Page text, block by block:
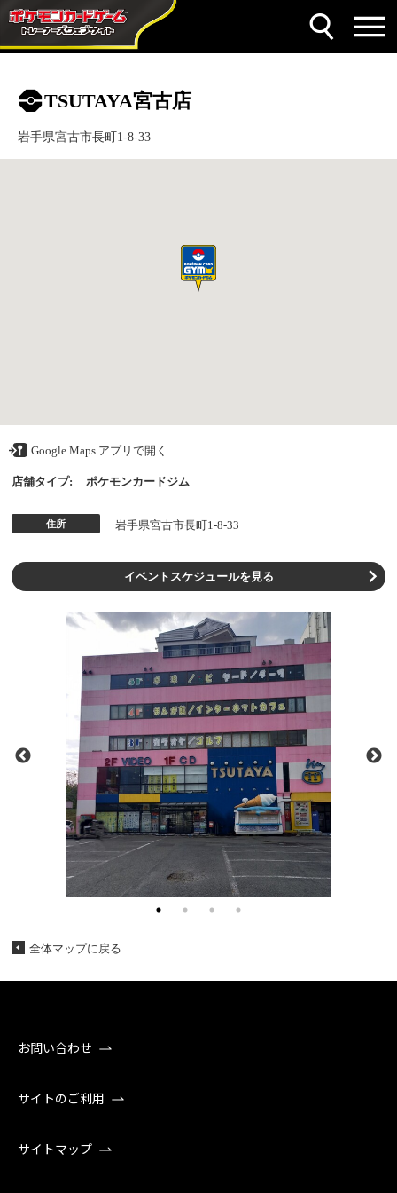
TSUTAYA宮古店
岩手県宮古市長町1-8-33
Google Maps アプリで開く
店舗タイプ: ポケモンカードジム
住所 岩手県宮古市長町1-8-33
イベントスケジュールを見る
全体マップに戻る
お問い合わせ
サイトのご利用
サイトマップ